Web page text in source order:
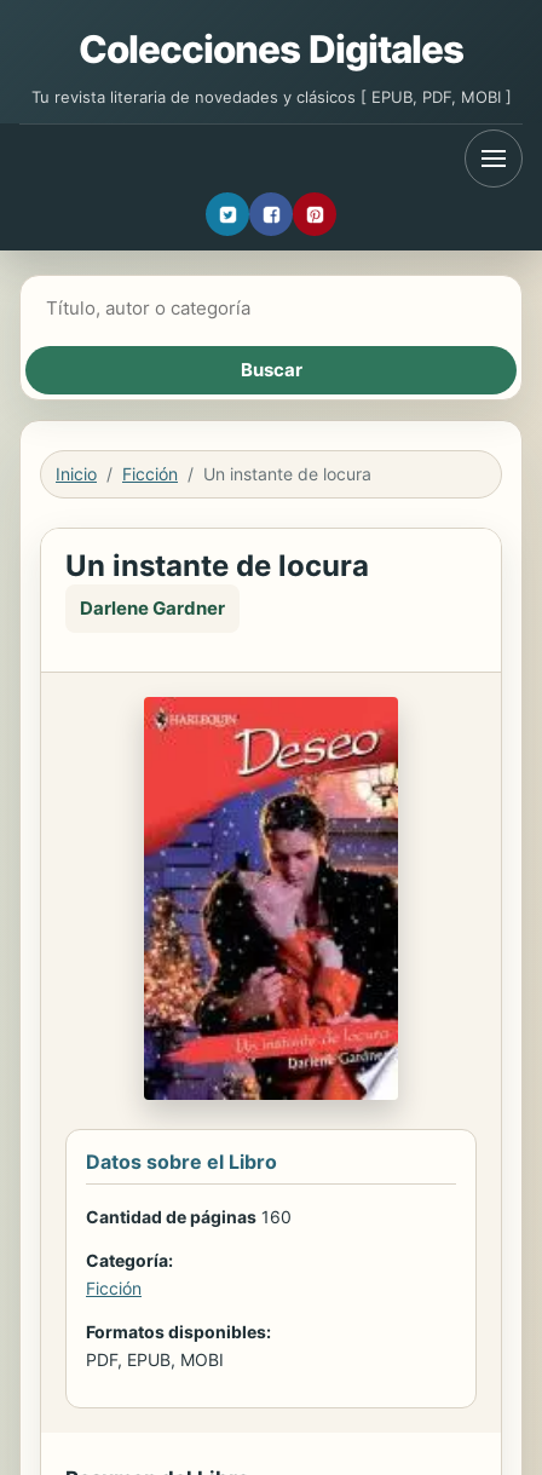
Colecciones Digitales
Tu revista literaria de novedades y clásicos [ EPUB, PDF, MOBI ]
Inicio Ficción Un instante de locura
Un instante de locura
Darlene Gardner
Datos sobre el Libro
Cantidad de páginas 160
Categoría:
Ficción
Formatos disponibles:
PDF, EPUB, MOBI